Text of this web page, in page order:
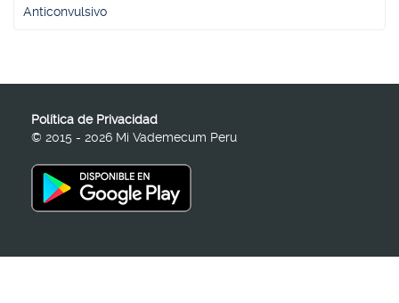
Anticonvulsivo
Política de Privacidad
© 2015 - 2026 Mi Vademecum Peru